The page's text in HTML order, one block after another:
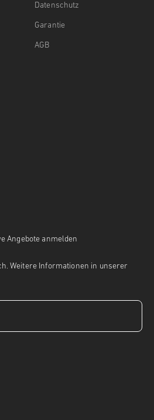
Datenschutz
Garantie
AGB
Angebote anmelden
Weitere Informationen in unserer